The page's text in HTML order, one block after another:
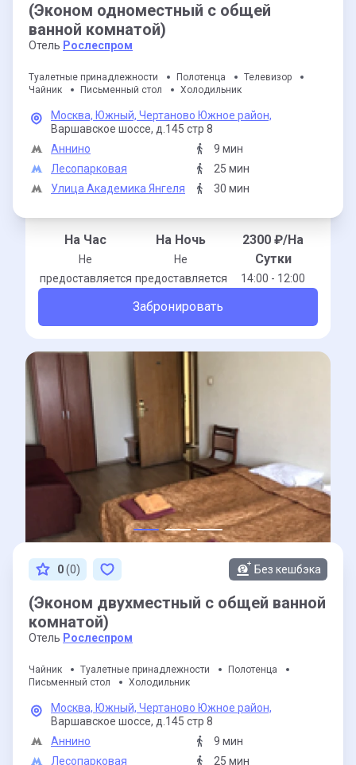
(Эконом одноместный с общей
ванной комнатой)
Отель Рослеспром
Туалетные принадлежности Полотенца
Телевизор
Чайник
Письменный стол Холодильник
Москва, Южный, Чертаново Южное район,
Варшавское шоссе, д.145 стр 8
Аннино
9 мин
Лесопарковая
25 мин
Улица Академика Янгеля
30 мин
На Час
Не
предоставляется
На Ночь
Не
предоставляется
2300 ₽/На
Сутки
14:00 - 12:00
Забронировать
0(0) Без кешбэка
(Эконом двухместный с общей ванной
комнатой)
Отель Рослеспром
Чайник Туалетные принадлежности
Полотенца
Письменный стол
Холодильник
Москва, Южный, Чертаново Южное район,
Варшавское шоссе, д.145 стр 8
Аннино
9 мин
Лесопарковая
25 мин